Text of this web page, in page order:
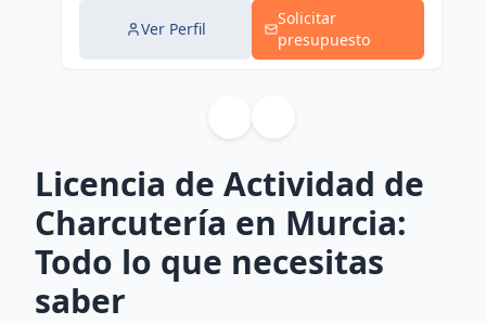
Ver Perfil
Solicitar
presupuesto
Licencia de Actividad de
Charcutería en Murcia:
Todo lo que necesitas
saber